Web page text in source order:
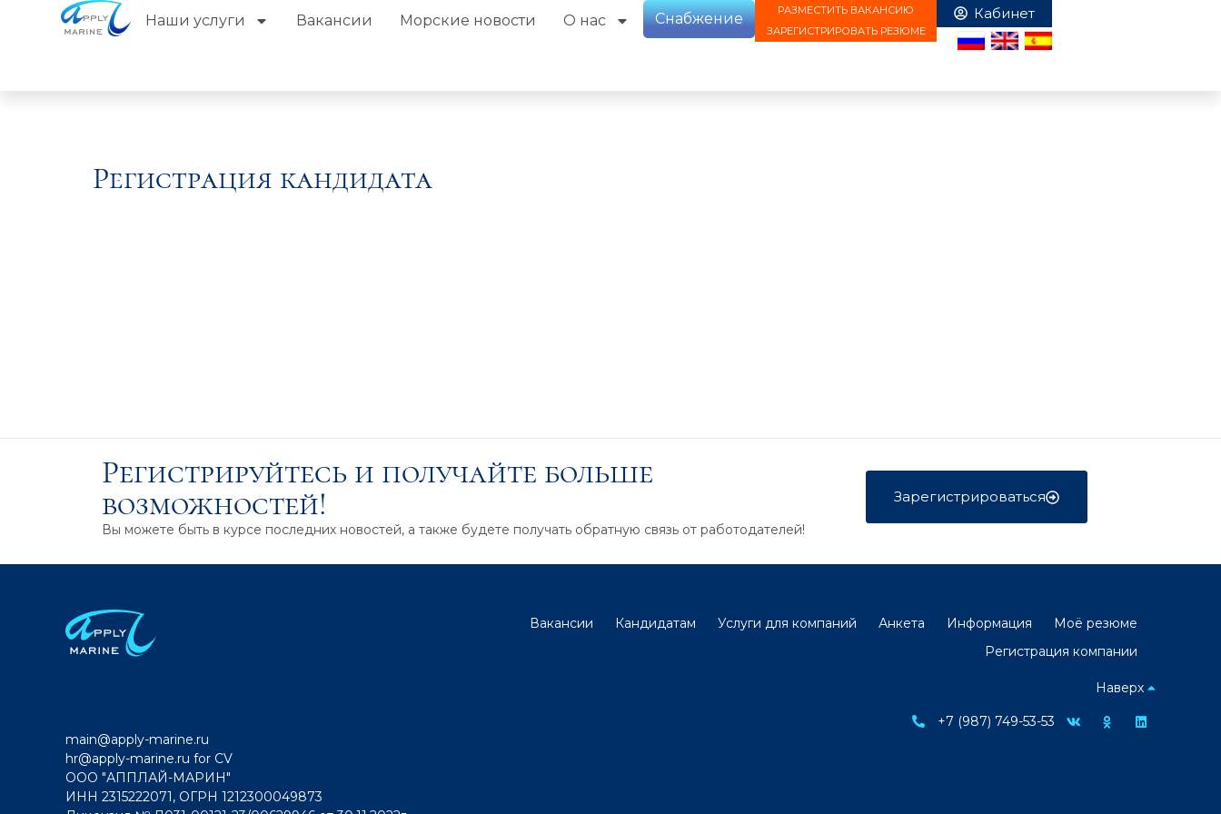
Наши услуги Вакансии Морские новости О нас Снабжение
РАЗМЕСТИТЬ ВАКАНСИЮ
ЗАРЕГИСТРИРОВАТЬ РЕЗЮМЕ
Регистрация кандидата
Регистрируйтесь и получайте больше
возможностей!
Вы можете быть в курсе последних новостей, а также будете получать обратную связь от работодателей!
Зарегистрироваться
Вакансии Кандидатам Услуги для компаний Анкета Информация
Моё резюме
Регистрация компании
Наверх
main@apply-marine.ru
hr@apply-marine.ru for CV
ООО "АППЛАЙ-МАРИН"
ИНН 2315222071, ОГРН 1212300049873
+7 (987) 749-53-53